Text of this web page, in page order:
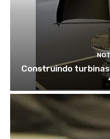
Construindo